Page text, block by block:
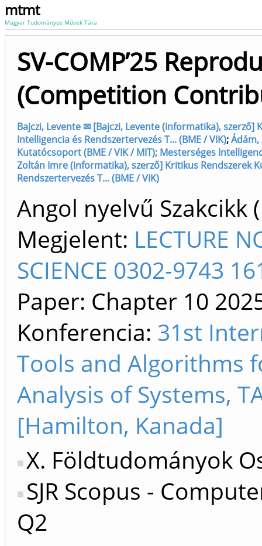
mtmt
Magyar Tudományos Művek Tára
SV-COMP’25
(Competition
Bajczi, Levente ✉ [Bajczi, Levente (informatika),
Intelligencia és Rendszertervezés T... (BME / VIK);Ádám,
Kutatócsoport (BME / VIK / MIT); Mesterséges
Zoltán Imre (informatika), szerző] Kritikus Rendszerek
Rendszertervezés T... (BME / VIK)
Angol nyelvű
Megjelent: LECTURE
SCIENCE 0302-9743
Paper: Chapter 10
Konferencia: 31st
Tools and Algorithms
Analysis of Systems,
[Hamilton, Kanada]
X. Földtudományok
SJR Scopus -
Q2